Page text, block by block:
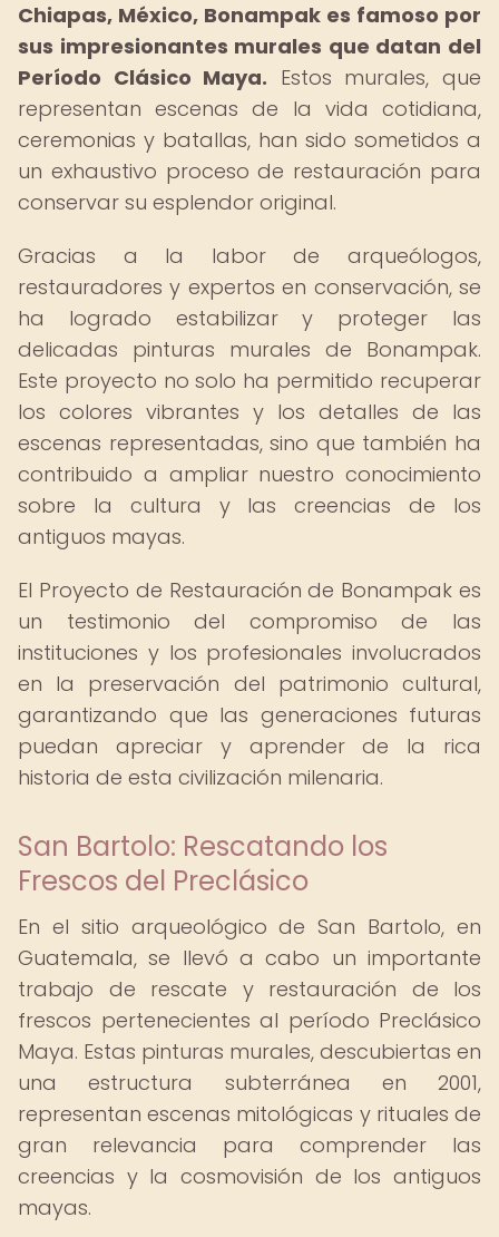
Chiapas, México, Bonampak es famoso por
sus impresionantes murales que datan del
Período Clásico Maya. Estos murales, que
representan escenas de la vida cotidiana,
ceremonias y batallas, han sido sometidos a
un exhaustivo proceso de restauración para
conservar su esplendor original.
Gracias a la labor de arqueólogos,
restauradores y expertos en conservación, se
ha logrado estabilizar y proteger las
delicadas pinturas murales de Bonampak.
Este proyecto no solo ha permitido recuperar
los colores vibrantes y los detalles de las
escenas representadas, sino que también ha
contribuido a ampliar nuestro conocimiento
sobre la cultura y las creencias de los
antiguos mayas.
El Proyecto de Restauración de Bonampak es
un testimonio del compromiso de las
instituciones y los profesionales involucrados
en la preservación del patrimonio cultural,
garantizando que las generaciones futuras
puedan apreciar y aprender de la rica
historia de esta civilización milenaria.
San Bartolo: Rescatando los
Frescos del Preclásico
En el sitio arqueológico de San Bartolo, en
Guatemala, se llevó a cabo un importante
trabajo de rescate y restauración de los
frescos pertenecientes al período Preclásico
Maya. Estas pinturas murales, descubiertas en
una estructura subterránea en 2001,
representan escenas mitológicas y rituales de
gran relevancia para comprender las
creencias y la cosmovisión de los antiguos
mayas.